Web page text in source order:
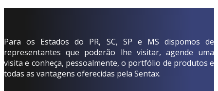
Para os Estados do PR, SC, SP e MS dispomos de
representantes que poderão lhe visitar, agende uma
visita e conheça, pessoalmente, o portfólio de produtos e
todas as vantagens oferecidas pela Sentax.